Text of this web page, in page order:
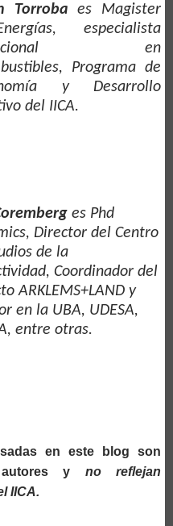
Torrobaes Magister
especialista
en
Programa de
y Desarrollo
del IICA.
es Phd
Director del Centro
de la
Coordinador del
ARKLEMS+LAND y
en la UBA, UDESA,
entre otras.
en este blog son
autores y no reflejan
IICA.